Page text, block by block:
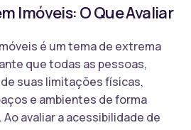
Imóveis: O Que Avaliar
é um tema de extrema
que todas as pessoas,
suas limitações físicas,
e ambientes de forma
avaliar a acessibilidade de